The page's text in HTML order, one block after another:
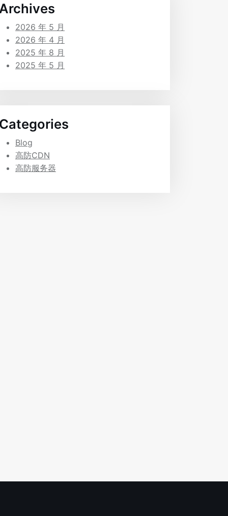
2026 年 5 月
2026 年 4 月
2025 年 8 月
2025 年 5 月
Blog
高防CDN
高防服务器